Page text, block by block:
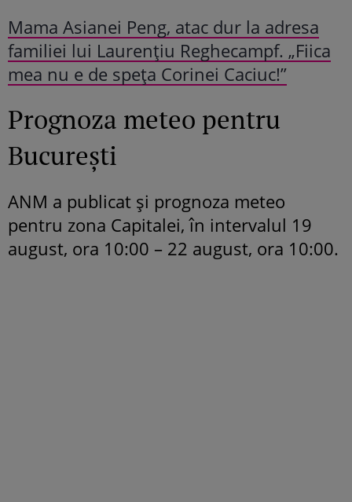
Mama Asianei Peng, atac dur la adresa
familiei lui Laurențiu Reghecampf. „Fiica
mea nu e de speța Corinei Caciuc!”
Prognoza meteo pentru
București
ANM a publicat și prognoza meteo
pentru zona Capitalei, în intervalul 19
august, ora 10:00 – 22 august, ora 10:00.